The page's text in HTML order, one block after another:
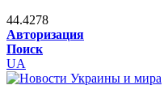
44.4278
Авторизация
Поиск
UA